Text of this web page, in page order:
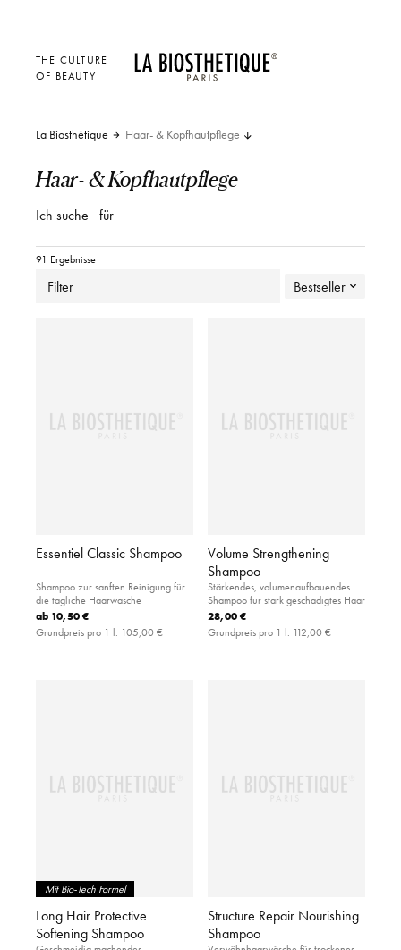
THE CULTURE
OF BEAUTY
La Biosthétique Haar- & Kopfhautpflege
Haar- & Kopfhautpflege
Ich suche für
91 Ergebnisse
Filter Bestseller
Essentiel Classic Shampoo
Shampoo zur sanften Reinigung für
die tägliche Haarwäsche
ab 10,50 €
Grundpreis pro 1 l: 105,00 €
Volume Strengthening
Shampoo
Stärkendes, volumenaufbauendes
Shampoo für stark geschädigtes Haar
28,00 €
Grundpreis pro 1 l: 112,00 €
Mit Bio-Tech Formel
Long Hair Protective
Softening Shampoo
Structure Repair Nourishing
Shampoo